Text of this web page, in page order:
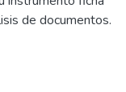
de documentos.